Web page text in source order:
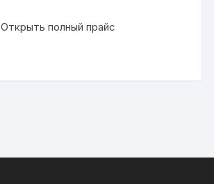
Открыть полный прайс